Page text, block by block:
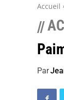
Accueil
//
Par